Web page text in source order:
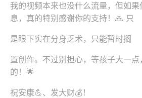
我的视频本来也没什么流量，但如
息，真的特别感谢你的支持！🙏 只
是眼下实在分身乏术，只能暂时搁
置创作。不过别担心，等孩子大一
的！🌟
祝安康💪、发大财💰！